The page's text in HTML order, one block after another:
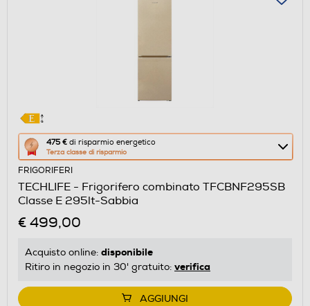
475 € di risparmio energetico
Terza classe di risparmio
Questa
azione
aprirà
il
Calcolatore
di
energetico
Youreko.
FRIGORIFERI
TECHLIFE - Frigorifero combinato TFCBNF295SB
Classe E 295lt-Sabbia
€ 499,00
Acquisto online: disponibile
Ritiro in negozio in 30' gratuito: verifica
AGGIUNGI